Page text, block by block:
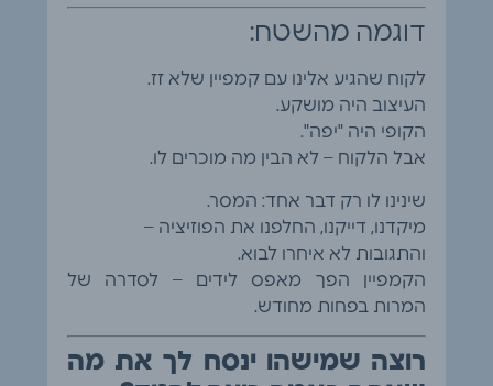
דוגמה מהשטח:
לקוח שהגיע אלינו עם קמפיין שלא זז.
העיצוב היה מושקע.
הקופי היה "יפה".
אבל הלקוח – לא הבין מה מוכרים לו.
שינינו לו רק דבר אחד: המסר.
מיקדנו, דייקנו, החלפנו את הפוזיציה –
והתגובות לא איחרו לבוא.
הקמפיין הפך מאפס לידים – לסדרה של
המרות בפחות מחודש.
רוצה שמישהו ינסח לך את מה